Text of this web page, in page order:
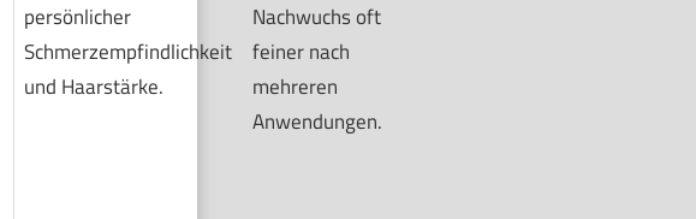
persönlicher
Schmerzempfindlichkeit
und Haarstärke.
Nachwuchs oft
feiner nach
mehreren
Anwendungen.